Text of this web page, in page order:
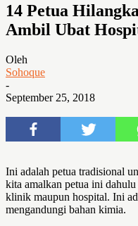
14 Petua
Ambil Ubat
Oleh
Sohoque
-
September 25, 2018
Ini adalah petua tradisional
kita amalkan petua ini
klinik maupun hospital. Ini
mengandungi bahan kimia.